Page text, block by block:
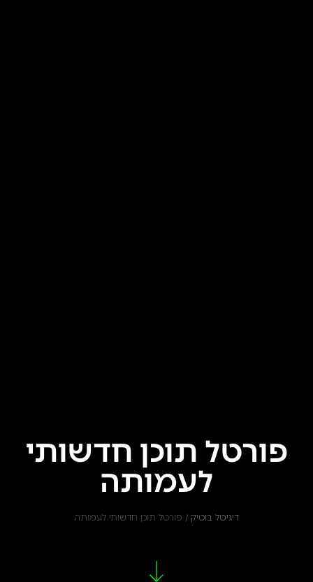
פורטל תוכן חדשותי
לעמותה
דיגיטל בוטיק/ פורטל תוכן חדשותי לעמותה